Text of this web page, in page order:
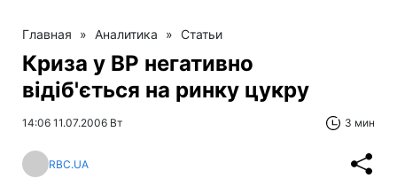
Главная » Аналитика » Статьи
Криза у ВР негативно
відіб'ється на ринку цукру
14:06 11.07.2006 Вт 3 мин
RBC.UA